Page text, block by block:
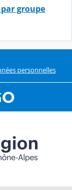
groupe
personnelles